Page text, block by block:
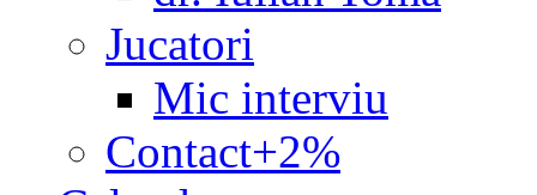
Jucatori
Mic interviu
Contact+2%